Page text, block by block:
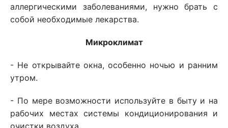
аллергическими заболеваниями, нужно брать с
собой необходимые лекарства.
Микроклимат
- Не открывайте окна, особенно ночью и ранним
утром.
- По мере возможности используйте в быту и на
рабочих местах системы кондиционирования и